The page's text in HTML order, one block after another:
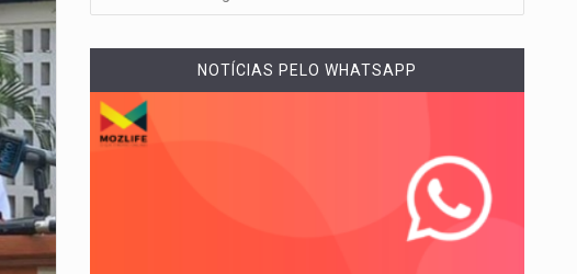
NOTÍCIAS PELO WHATSAPP